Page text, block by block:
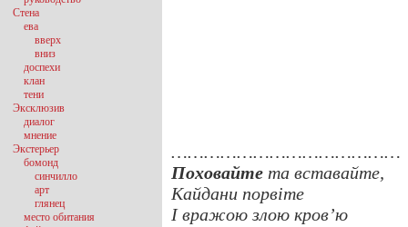
……………………………………
Поховайте та вставайте,
Кайдани порвіте
І вражою злою кров’ю
Стена
ева
вверх
вниз
доспехи
клан
тени
Эксклюзив
диалог
мнение
Экстерьер
бомонд
синчилло
арт
глянец
место обитания